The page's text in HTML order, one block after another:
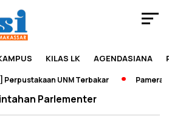
KILAS LK AGENDASIANA
UNM Terbakar Pameran
Parlementer